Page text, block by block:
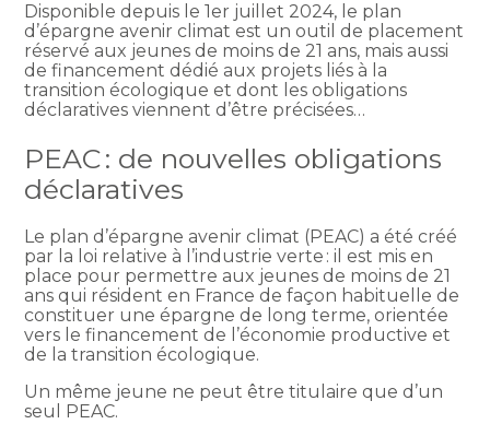
Disponible depuis le 1er juillet 2024, le plan
d’épargne avenir climat est un outil de placement
réservé aux jeunes de moins de 21 ans, mais aussi
de financement dédié aux projets liés à la
transition écologique et dont les obligations
déclaratives viennent d’être précisées…
PEAC : de nouvelles obligations
déclaratives
Le plan d’épargne avenir climat (PEAC) a été créé
par la loi relative à l’industrie verte : il est mis en
place pour permettre aux jeunes de moins de 21
ans qui résident en France de façon habituelle de
constituer une épargne de long terme, orientée
vers le financement de l’économie productive et
de la transition écologique.
Un même jeune ne peut être titulaire que d’un
seul PEAC.